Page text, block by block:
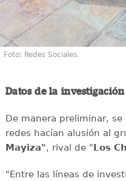
Foto: Redes Sociales.
Datos de la
De manera preliminar,
redes hacían alusión al
Mayiza", rival de " Los
"Entre las líneas de